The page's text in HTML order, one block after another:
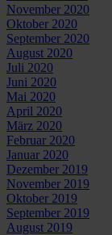
November 2020
Oktober 2020
September 2020
August 2020
Juli 2020
Juni 2020
Mai 2020
April 2020
März 2020
Februar 2020
Januar 2020
Dezember 2019
November 2019
Oktober 2019
September 2019
August 2019